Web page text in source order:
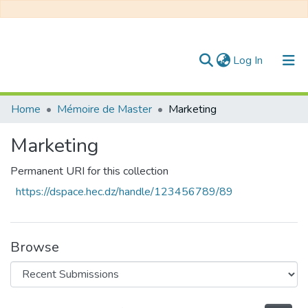
Log In (current)
Communities & Collections
Home Mémoire de Master Marketing
Marketing
Permanent URI for this collection
https://dspace.hec.dz/handle/123456789/89
Browse